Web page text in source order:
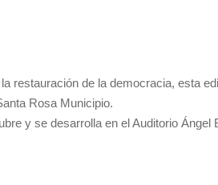
restauración de la democracia, esta
Rosa Municipio.
y se desarrolla en el Auditorio Ángel